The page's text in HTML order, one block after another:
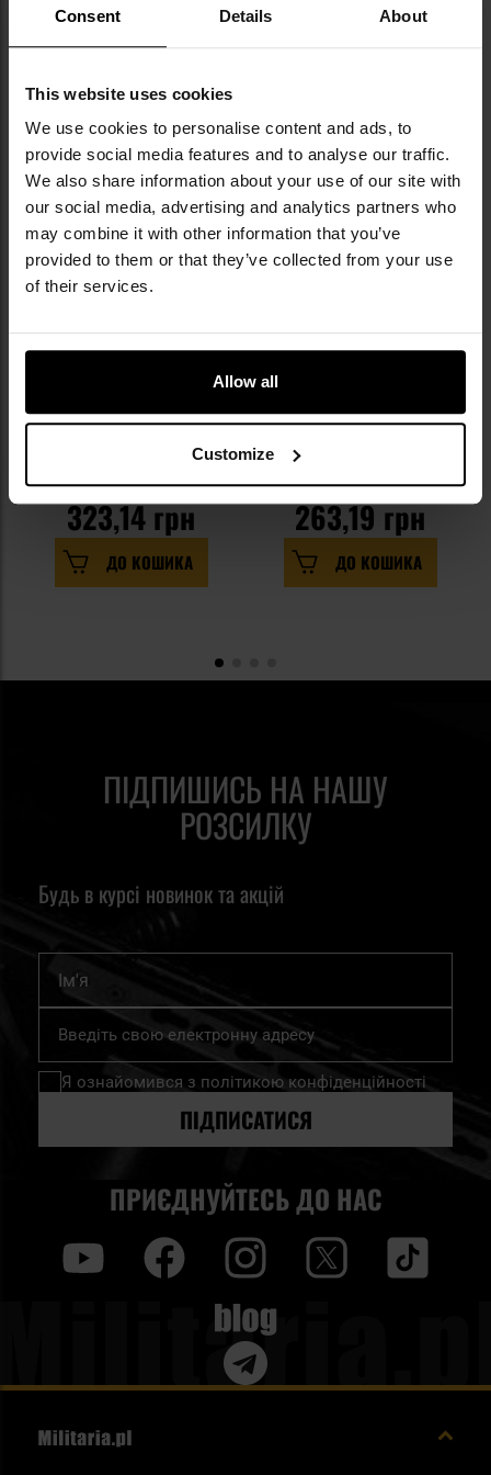
Consent Details About
This website uses cookies
We use cookies to personalise content and ads, to
provide social media features and to analyse our traffic.
We also share information about your use of our site with
our social media, advertising and analytics partners who
may combine it with other information that you’ve
provided to them or that they’ve collected from your use
of their services.
Allow all
Customize
ПІДІБРАНІ ДЛЯ ВАС
Відправлення: Негайно
323,14 грн
ДО КОШИКА
Відправлення: Негайно
263,19 грн
ДО КОШИКА
ПІДПИШИСЬ НА НАШУ
РОЗСИЛКУ
Будь в курсі новинок та акцій
Підпишіться
нашу
розсилку
Я ознайомився з політикою конфіденційності
ПІДПИСАТИСЯ
ПРИЄДНУЙТЕСЬ ДО НАС
Blog